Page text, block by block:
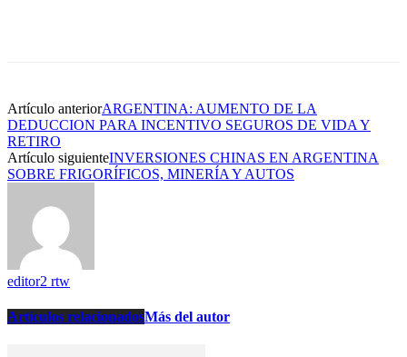
Artículo anteriorARGENTINA: AUMENTO DE LA
DEDUCCION PARA INCENTIVO SEGUROS DE VIDA Y
RETIRO
Artículo siguienteINVERSIONES CHINAS EN ARGENTINA
SOBRE FRIGORÍFICOS, MINERÍA Y AUTOS
editor2 rtw
Artículos relacionadosMás del autor